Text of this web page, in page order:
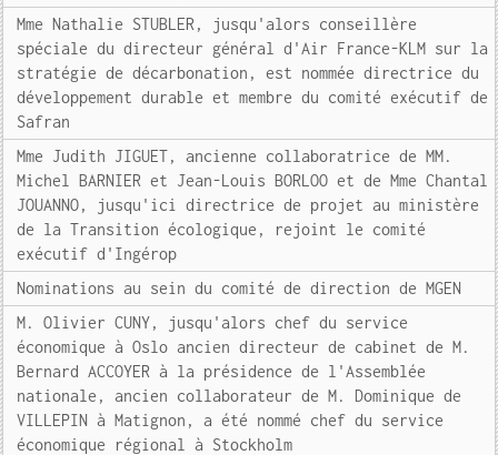
Mme Nathalie STUBLER, jusqu'alors conseillère
spéciale du directeur général d'Air France-KLM sur la
stratégie de décarbonation, est nommée directrice du
développement durable et membre du comité exécutif de
Safran
Mme Judith JIGUET, ancienne collaboratrice de MM.
Michel BARNIER et Jean-Louis BORLOO et de Mme Chantal
JOUANNO, jusqu'ici directrice de projet au ministère
de la Transition écologique, rejoint le comité
exécutif d'Ingérop
Nominations au sein du comité de direction de MGEN
M. Olivier CUNY, jusqu'alors chef du service
économique à Oslo ancien directeur de cabinet de M.
Bernard ACCOYER à la présidence de l'Assemblée
nationale, ancien collaborateur de M. Dominique de
VILLEPIN à Matignon, a été nommé chef du service
économique régional à Stockholm